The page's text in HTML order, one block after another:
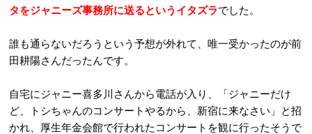
タをジャニーズ事務所に送るというイタズラでした。
誰も通らないだろうという予想が外れて、唯一受かったのが前
田耕陽さんだったんです。
自宅にジャニー喜多川さんから電話が入り、「ジャニーだけ
ど、トシちゃんのコンサートやるから、新宿に来なさい」と招
かれ、厚生年金会館で行われたコンサートを観に行ったそうで